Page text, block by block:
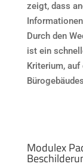
zeigt, dass
Durch den
ist ein
Kriterium,
Modulex